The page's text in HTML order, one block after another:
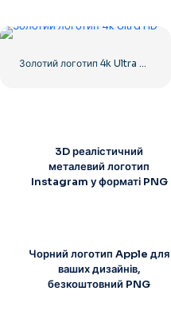
3D реалістичний
металевий логотип
Instagram у форматі PNG
Чорний логотип Apple для
ваших дизайнів,
безкоштовний PNG